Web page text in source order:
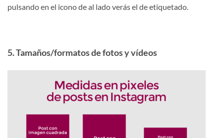
pulsando en el icono de al lado verás el de etiquetado.
5. Tamaños/formatos de fotos y vídeos